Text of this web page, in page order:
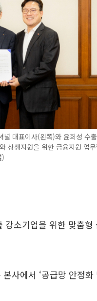
대표이사(왼쪽)와 윤희성 수
상생지원을 위한 금융지원 업
)
강소기업을 위한 맞춤형
사에서 ‘공급망 안정